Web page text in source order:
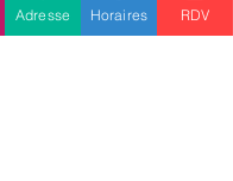
Adresse Horaires RDV